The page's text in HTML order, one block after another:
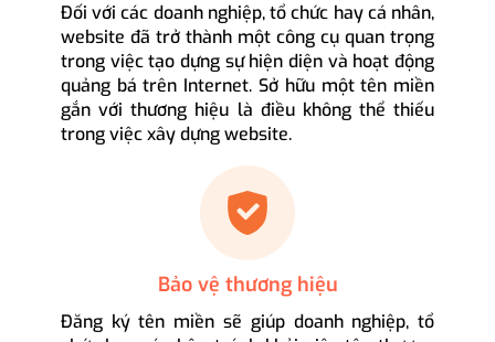
Đối với các doanh nghiệp, tổ chức hay cá nhân,
website đã trở thành một công cụ quan trọng
trong việc tạo dựng sự hiện diện và hoạt động
quảng bá trên Internet. Sở hữu một tên miền
gắn với thương hiệu là điều không thể thiếu
trong việc xây dựng website.
Bảo vệ thương hiệu
Đăng ký tên miền sẽ giúp doanh nghiệp, tổ